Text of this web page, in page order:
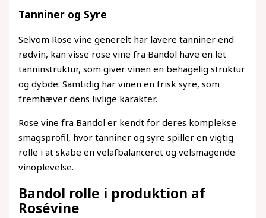
Tanniner og Syre
Selvom Rose vine generelt har lavere tanniner end
rødvin, kan visse rose vine fra Bandol have en let
tanninstruktur, som giver vinen en behagelig struktur
og dybde. Samtidig har vinen en frisk syre, som
fremhæver dens livlige karakter.
Rose vine fra Bandol er kendt for deres komplekse
smagsprofil, hvor tanniner og syre spiller en vigtig
rolle i at skabe en velafbalanceret og velsmagende
vinoplevelse.
Bandol rolle i produktion af
Rosévine